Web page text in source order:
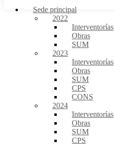
Sede principal
2022
Interventorías
Obras
SUM
2023
Interventorías
Obras
SUM
CPS
CONS
2024
Interventorías
Obras
SUM
CPS